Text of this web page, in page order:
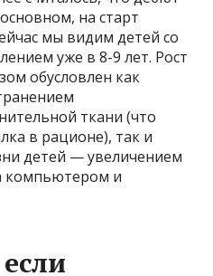
на старт
мы видим детей со
уже в 8-9 лет. Рост
обусловлен как
ткани (что
в рационе), так и
детей — увеличением
компьютером и